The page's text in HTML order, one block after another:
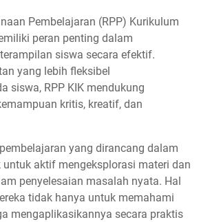
Pembelajaran (RPP) Kurikulum
peran penting dalam
siswa secara efektif.
yang lebih fleksibel
siswa, RPP KIK mendukung
kritis, kreatif, dan
yang dirancang dalam
untuk aktif mengeksplorasi materi dan
penyelesaian masalah nyata. Hal
tidak hanya untuk memahami
mengaplikasikannya secara praktis